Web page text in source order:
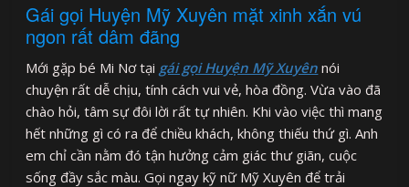
Gái gọi Huyện Mỹ Xuyên mặt xinh xắn vú
ngon rất dâm đãng
Mới gặp bé Mi Nơ tại gái gọi Huyện Mỹ Xuyên nói
chuyện rất dễ chịu, tính cách vui vẻ, hòa đồng. Vừa vào đã
chào hỏi, tâm sự đôi lời rất tự nhiên. Khi vào việc thì mang
hết những gì có ra để chiều khách, không thiếu thứ gì. Anh
em chỉ cần nằm đó tận hưởng cảm giác thư giãn, cuộc
sống đầy sắc màu. Gọi ngay kỹ nữ Mỹ Xuyên để trải